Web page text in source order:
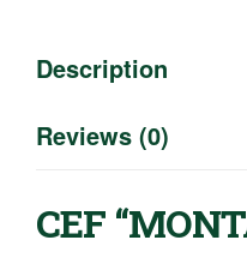
Description
Reviews (0)
CEF